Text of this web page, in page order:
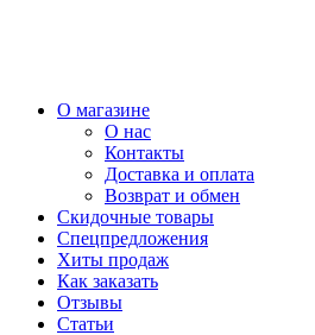
О магазине
О нас
Контакты
Доставка и оплата
Возврат и обмен
Скидочные товары
Спецпредложения
Хиты продаж
Как заказать
Отзывы
Статьи